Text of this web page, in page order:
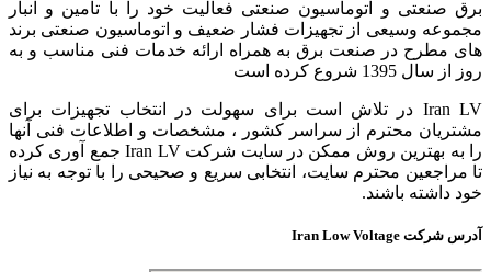
برق صنعتی و اتوماسیون صنعتی فعالیت خود را با تامین و انبار
مجموعه وسیعی از تجهیزات فشار ضعیف و اتوماسیون صنعتی برند
های مطرح در صنعت برق به همراه ارائه خدمات فنی مناسب و به
روز از سال 1395 شروع کرده است
Iran LV در تلاش است برای سهولت در انتخاب تجهیزات برای
مشتریان محترم از سراسر کشور ، مشخصات و اطلاعات فنی آنها
را به بهترین روش ممکن در سایت شرکت Iran LV جمع آوری کرده
تا مراجعین محترم سایت، انتخابی سریع و صحیحی را با توجه به نیاز
خود داشته باشند.
آدرس شرکت Iran Low Voltage